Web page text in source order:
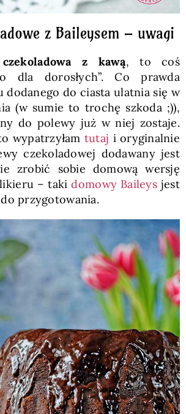
z Baileysem – uwagi
z kawą, to coś
dla dorosłych”. Co prawda
do ciasta ulatnia się w
(w sumie to trochę szkoda ;)),
do polewy już w niej zostaje.
wypatrzyłam tutaj i oryginalnie
czekoladowej dodawany jest
zrobić sobie domową wersję
likieru – takidomowy Baileysjest
przygotowania.